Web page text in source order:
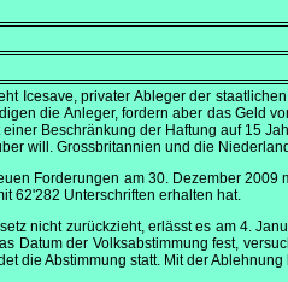
Icesave, privater Ableger der
die Anleger, fordern aber das Geld
Beschränkung der Haftung auf 15
will. Grossbritannien und die
Forderungen am 30. Dezember 2009
62'282 Unterschriften erhalten hat.
nicht zurückzieht, erlässt es am 4.
Datum der Volksabstimmung fest,
die Abstimmung statt. Mit der